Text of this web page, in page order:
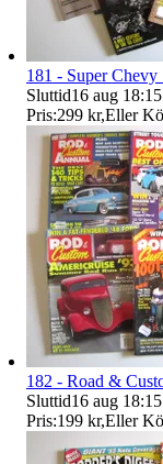
181 - Super Chevy
Sluttid16 aug 18:15
Pris:299 kr,Eller
182 - Road &
Sluttid16 aug 18:15
Pris:199 kr,Eller